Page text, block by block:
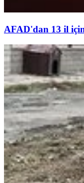
AFAD'dan 13 il